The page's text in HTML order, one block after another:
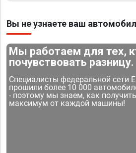
Вы не узнаете ваш
Мы работаем для тех,
почувствовать разницу.
Специалисты федеральной сети
прошили более 10 000
- поэтому мы знаем, как
максимум от каждой машины!